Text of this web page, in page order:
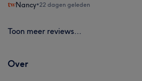
Nancy•22 dagen geleden
Toon meer reviews...
Over